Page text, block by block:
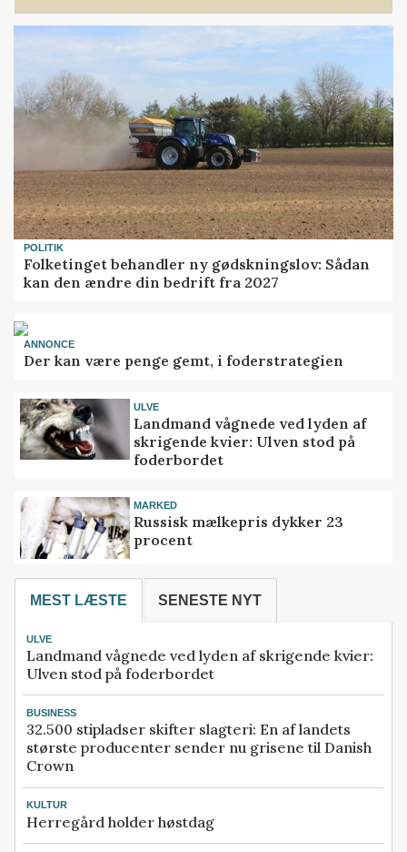
POLITIK
Folketinget behandler ny gødskningslov: Sådan
kan den ændre din bedrift fra 2027
ANNONCE
Der kan være penge gemt, i foderstrategien
ULVE
Landmand vågnede ved lyden af
skrigende kvier: Ulven stod på
foderbordet
MARKED
Russisk mælkepris dykker 23
procent
MEST LÆSTE SENESTE NYT
ULVE
Landmand vågnede ved lyden af skrigende kvier:
Ulven stod på foderbordet
BUSINESS
32.500 stipladser skifter slagteri: En af landets
største producenter sender nu grisene til Danish
Crown
KULTUR
Herregård holder høstdag